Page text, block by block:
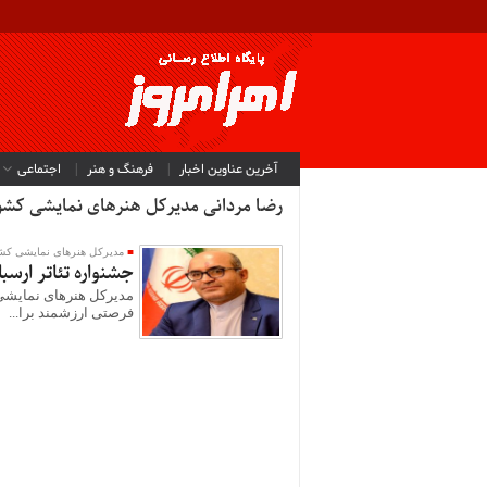
آخرین عناوین اخبار فرهنگ و هنر اجتماعی
رضا مردانی مدیرکل هنرهای نمایشی
مدیرکل هنرهای نمایشی
جشنواره تئاتر
مدیرکل هنرهای
فرصتی ارزشمند برا...